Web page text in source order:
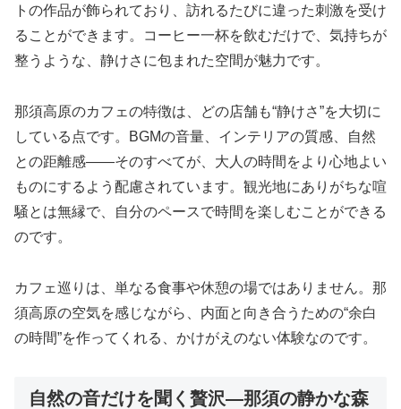
トの作品が飾られており、訪れるたびに違った刺激を受け
ることができます。コーヒー一杯を飲むだけで、気持ちが
整うような、静けさに包まれた空間が魅力です。
那須高原のカフェの特徴は、どの店舗も“静けさ”を大切に
している点です。BGMの音量、インテリアの質感、自然
との距離感――そのすべてが、大人の時間をより心地よい
ものにするよう配慮されています。観光地にありがちな喧
騒とは無縁で、自分のペースで時間を楽しむことができる
のです。
カフェ巡りは、単なる食事や休憩の場ではありません。那
須高原の空気を感じながら、内面と向き合うための“余白
の時間”を作ってくれる、かけがえのない体験なのです。
自然の音だけを聞く贅沢―那須の静かな森